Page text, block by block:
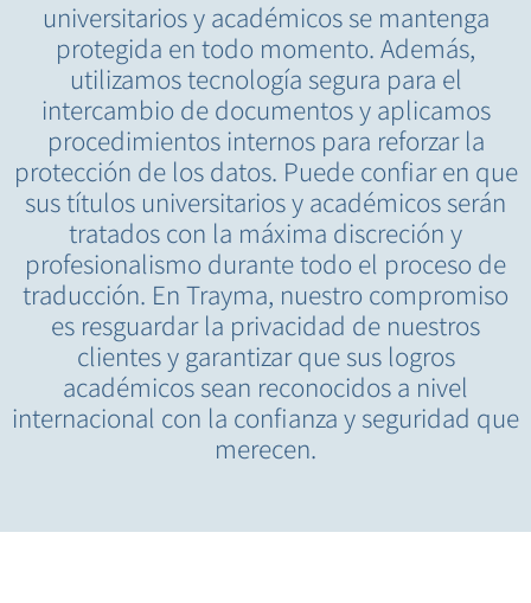
universitarios y académicos se mantenga
protegida en todo momento. Además,
utilizamos tecnología segura para el
intercambio de documentos y aplicamos
procedimientos internos para reforzar la
protección de los datos. Puede confiar en que
sus títulos universitarios y académicos serán
tratados con la máxima discreción y
profesionalismo durante todo el proceso de
traducción. En Trayma, nuestro compromiso
es resguardar la privacidad de nuestros
clientes y garantizar que sus logros
académicos sean reconocidos a nivel
internacional con la confianza y seguridad que
merecen.